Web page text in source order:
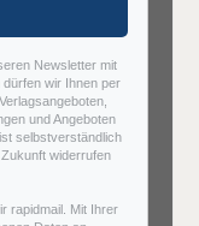
Newsletter mit
wir Ihnen per
und Angeboten
selbstverständlich
widerrufen
rapidmail. Mit Ihrer